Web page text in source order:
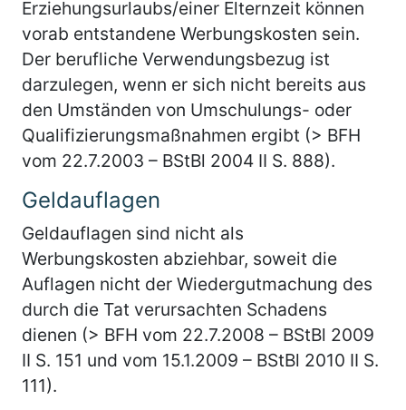
Erziehungsurlaubs/einer Elternzeit können
vorab entstandene Werbungskosten sein.
Der berufliche Verwendungsbezug ist
darzulegen, wenn er sich nicht bereits aus
den Umständen von Umschulungs- oder
Qualifizierungsmaßnahmen ergibt (> BFH
vom 22.7.2003 – BStBl 2004 II S. 888).
Geldauflagen
Geldauflagen sind nicht als
Werbungskosten abziehbar, soweit die
Auflagen nicht der Wiedergutmachung des
durch die Tat verursachten Schadens
dienen (> BFH vom 22.7.2008 – BStBl 2009
II S. 151 und vom 15.1.2009 – BStBl 2010 II S.
111).